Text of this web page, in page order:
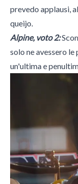
prevedo applausi,
queijo.
Alpine, voto 2:
solo ne avessero
un'ultima e